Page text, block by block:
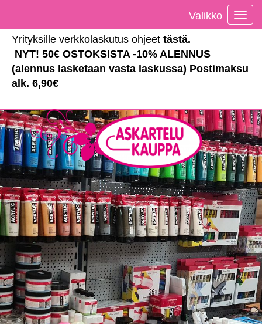
Yrityksille verkkolaskutus ohjeet tästä.
NYT! 50€ OSTOKSISTA -10% ALENNUS
(alennus lasketaan vasta laskussa) Postimaksu
alk. 6,90€
Valikko